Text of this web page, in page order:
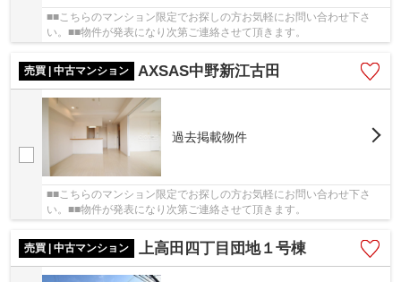
■■こちらのマンション限定でお探しの方お気軽にお問い合わせ下さ
い。■■物件が発表になり次第ご連絡させて頂きます。
売買 | 中古マンション AXSAS中野新江古田
過去掲載物件
■■こちらのマンション限定でお探しの方お気軽にお問い合わせ下さ
い。■■物件が発表になり次第ご連絡させて頂きます。
売買 | 中古マンション 上高田四丁目団地１号棟